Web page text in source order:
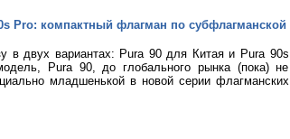
Pro: компактный флагман по субфлагманской
в двух вариантах: Pura 90 для Китая и Pura 90s
Pura 90, до глобального рынка (пока) не
младшенькой в новой серии флагманских